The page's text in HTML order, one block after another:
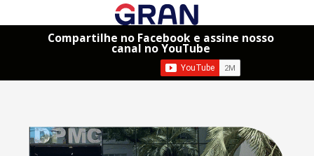
Compartilhe no Facebook e assine nosso
canal no YouTube